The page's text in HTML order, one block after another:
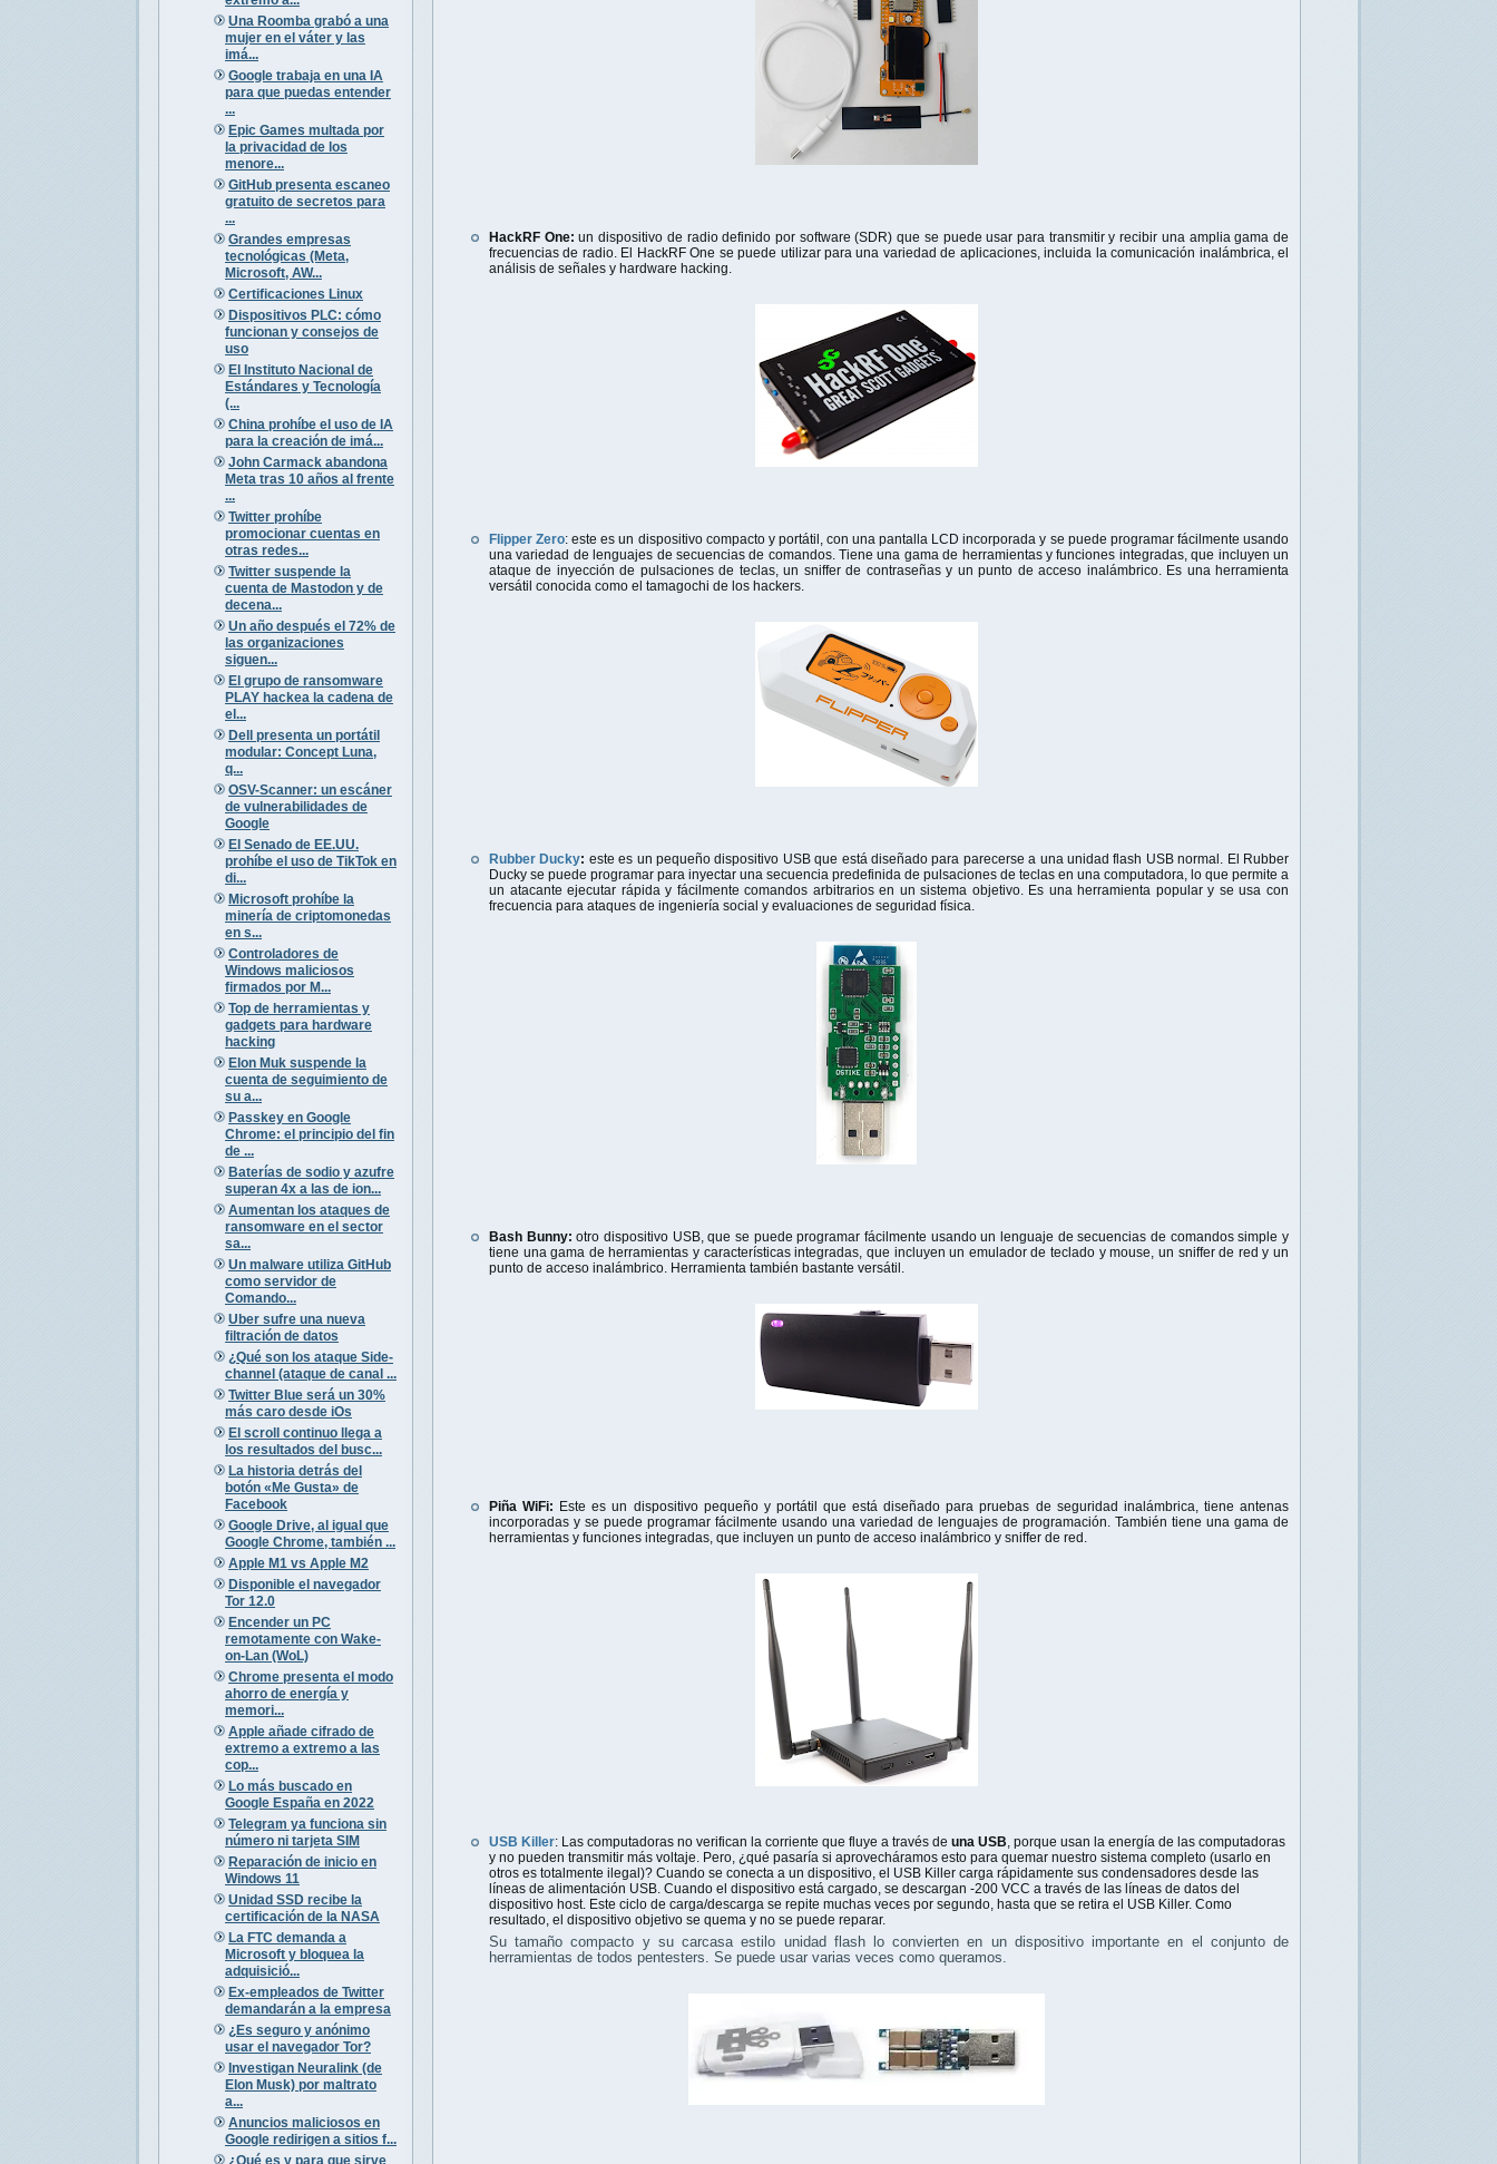
Una Roomba grabó a una
mujer en el váter y las
imá...
Google trabaja en una IA
para que puedas entender
...
Epic Games multada por
la privacidad de los
menore...
GitHub presenta escaneo
gratuito de secretos para
...
Grandes empresas
tecnológicas (Meta,
Microsoft, AW...
Certificaciones Linux
Dispositivos PLC: cómo
funcionan y consejos de
uso
El Instituto Nacional de
Estándares y Tecnología
(...
China prohíbe el uso de IA
para la creación de imá...
John Carmack abandona
Meta tras 10 años al frente
...
Twitter prohíbe
promocionar cuentas en
otras redes...
Twitter suspende la
cuenta de Mastodon y de
decena...
Un año después el 72% de
las organizaciones
siguen...
El grupo de ransomware
PLAY hackea la cadena de
el...
Dell presenta un portátil
modular: Concept Luna,
q...
OSV-Scanner: un escáner
de vulnerabilidades de
Google
El Senado de EE.UU.
prohíbe el uso de TikTok en
di...
Microsoft prohíbe la
minería de criptomonedas
en s...
Controladores de
Windows maliciosos
firmados por M...
Top de herramientas y
gadgets para hardware
hacking
Elon Muk suspende la
cuenta de seguimiento de
su a...
Passkey en Google
Chrome: el principio del fin
de ...
Baterías de sodio y azufre
superan 4x a las de ion...
Aumentan los ataques de
ransomware en el sector
sa...
Un malware utiliza GitHub
como servidor de
Comando...
Uber sufre una nueva
filtración de datos
¿Qué son los ataque Side-
channel (ataque de canal ...
Twitter Blue será un 30%
más caro desde iOs
El scroll continuo llega a
los resultados del busc...
La historia detrás del
botón «Me Gusta» de
Facebook
Google Drive, al igual que
Google Chrome, también ...
Apple M1 vs Apple M2
Disponible el navegador
Tor 12.0
Encender un PC
remotamente con Wake-
on-Lan (WoL)
Chrome presenta el modo
ahorro de energía y
memori...
Apple añade cifrado de
extremo a extremo a las
cop...
Lo más buscado en
Google España en 2022
Telegram ya funciona sin
número ni tarjeta SIM
Reparación de inicio en
Windows 11
Unidad SSD recibe la
certificación de la NASA
La FTC demanda a
Microsoft y bloquea la
adquisició...
Ex-empleados de Twitter
demandarán a la empresa
¿Es seguro y anónimo
usar el navegador Tor?
Investigan Neuralink (de
Elon Musk) por maltrato
a...
Anuncios maliciosos en
Google redirigen a sitios f...
¿Qué es y para que sirve
HackRF One: un dispositivo de radio definido por software (SDR) que se puede usar para transmitir y recibir una amplia gama de
frecuencias de radio. El HackRF One se puede utilizar para una variedad de aplicaciones, incluida la comunicación inalámbrica, el
análisis de señales y hardware hacking.
Flipper Zero: este es un dispositivo compacto y portátil, con una pantalla LCD incorporada y se puede programar fácilmente usando
una variedad de lenguajes de secuencias de comandos. Tiene una gama de herramientas y funciones integradas, que incluyen un
ataque de inyección de pulsaciones de teclas, un sniffer de contraseñas y un punto de acceso inalámbrico. Es una herramienta
versátil conocida como el tamagochi de los hackers.
Rubber Ducky: este es un pequeño dispositivo USB que está diseñado para parecerse a una unidad flash USB normal. El Rubber
Ducky se puede programar para inyectar una secuencia predefinida de pulsaciones de teclas en una computadora, lo que permite a
un atacante ejecutar rápida y fácilmente comandos arbitrarios en un sistema objetivo. Es una herramienta popular y se usa con
frecuencia para ataques de ingeniería social y evaluaciones de seguridad física.
Bash Bunny:otro dispositivo USB, que se puede programar fácilmente usando un lenguaje de secuencias de comandos simple y
tiene una gama de herramientas y características integradas, que incluyen un emulador de teclado y mouse, un sniffer de red y un
punto de acceso inalámbrico. Herramienta también bastante versátil.
Piña WiFi: Este es un dispositivo pequeño y portátil que está diseñado para pruebas de seguridad inalámbrica, tiene antenas
incorporadas y se puede programar fácilmente usando una variedad de lenguajes de programación. También tiene una gama de
herramientas y funciones integradas, que incluyen un punto de acceso inalámbrico y sniffer de red.
USB Killer: Las computadoras no verifican la corriente que fluye a través de una USB , porque usan la energía de las computadoras
y no pueden transmitir más voltaje. Pero, ¿qué pasaría si aprovecháramos esto para quemar nuestro sistema completo (usarlo en
otros es totalmente ilegal)? Cuando se conecta a un dispositivo, el USB Killer carga rápidamente sus condensadores desde las
líneas de alimentación USB. Cuando el dispositivo está cargado, se descargan -200 VCC a través de las líneas de datos del
dispositivo host. Este ciclo de carga/descarga se repite muchas veces por segundo, hasta que se retira el USB Killer. Como
resultado, el dispositivo objetivo se quema y no se puede reparar.
Su tamaño compacto y su carcasa estilo unidad flash lo convierten en un dispositivo importante en el conjunto de
herramientas de todos pentesters. Se puede usar varias veces como queramos.